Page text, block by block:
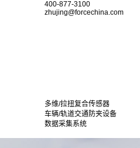
400-877-3100
zhujing@forcechina.com
多维/拉扭复合传感器
车辆/轨道交通防夹设备
数据采集系统